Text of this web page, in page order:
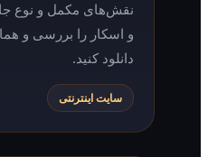
نقش‌های مکمل و نوع
و اسکار را بررسی و
دانلود کنید.
سایت اینترنتی